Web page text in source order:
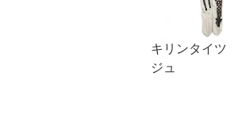
キリンタイ
ジュ